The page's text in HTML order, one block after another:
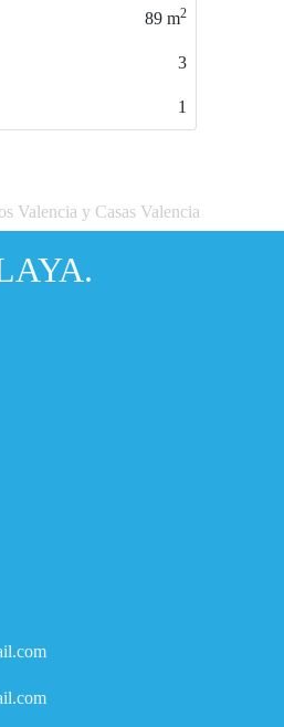
89 m2
3
1
Valencia y Casas Valencia